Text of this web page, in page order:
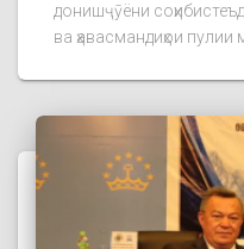
донишҷӯёни
ва ҳавасмандиҳои